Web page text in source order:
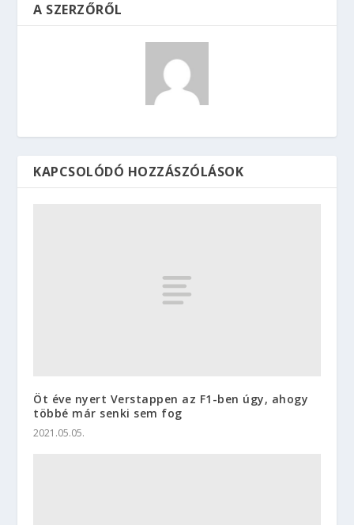
A SZERZŐRŐL
KAPCSOLÓDÓ HOZZÁSZÓLÁSOK
Öt éve nyert Verstappen az F1-ben úgy, ahogy
többé már senki sem fog
2021.05.05.